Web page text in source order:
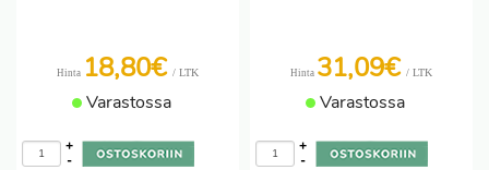
Hinta 18,80€ / LTK
Varastossa
-
+
Hinta 31,09€ / LTK
Varastossa
-
+